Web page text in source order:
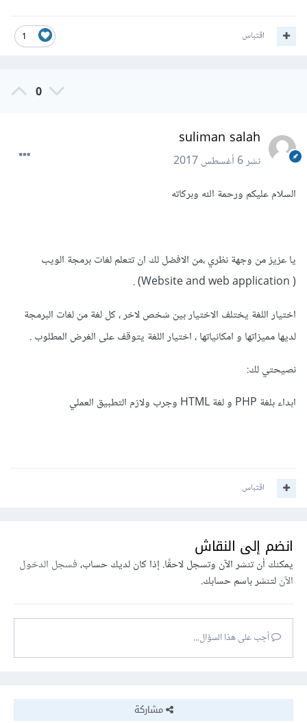
1 اقتباس
0
suliman salah
نشر6 أغسطس 2017
السلام عليكم ورحمة الله وبركاته
يا عزيز من وجهة نظري ،من الافضل لك ان تتعلم لغات برمجة الويب
( Website and web application) .
اختيار اللغة يختلف الاختيار بين شخص لاخر ، كل لغة من لغات البرمجة
لديها مميزاتها و امكانياتها ، اختيار اللغة يتوقف على الغرض المطلوب .
نصيحتي لك:
ابداء بلغة PHP و لغة HTML وجرب ولازم التطبيق العملي
اقتباس
انضم إلى النقاش
يمكنك أن تنشر الآن وتسجل لاحقًا. إذا كان لديك حساب،فسجل الدخول
الآنلتنشر باسم حسابك.
أجب على هذا السؤال...
مشاركة